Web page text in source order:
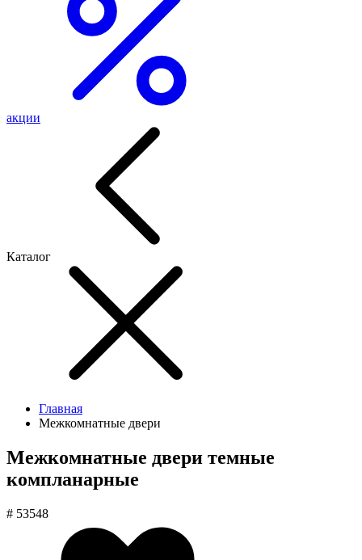
акции
Каталог
Главная
Межкомнатные двери
Межкомнатные двери темные
компланарные
# 53548